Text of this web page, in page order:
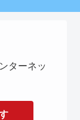
ターネッ